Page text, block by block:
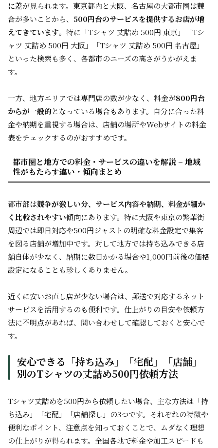
に差が見られます。東京都内と大阪、名古屋の大都市圏は競
合が多いことから、 500円台のサービスを提供するお店が増
えてきています。特に「Tシャツ 丈詰め 500円 東京」「Tシ
ャツ 丈詰め 500円 大阪」「Tシャツ 丈詰め 500円 名古屋」
といった検索も多く、各都市のニーズの高さがうかがえま
す。
一方、地方エリアでは専門店の数が少なく、料金が800円台
からが一般的となっている場合もあります。自分に合った料
金や納期を重視する場合は、店舗の場所やWebサイトの料金
表をチェックするのがおすすめです。
都市圏と地方での料金・サービスの違いを解説 – 地域
性がもたらす違い・傾向まとめ
都市部は競争が激しい分、サービス内容や納期、料金が細か
く比較されやすい傾向にあります。特に大阪や東京の繁華街
周辺では即日対応や500円ジャストの明確な料金設定で集客
を図る店舗が増加中です。対して地方では持ち込みできる店
舗自体が少なく、納期に数日かかる場合や1,000円前後の価格
設定になることも珍しくありません。
近くに安いお直し店が少ない場合は、郵送で対応するネット
サービスを活用するのも便利です。仕上がりの目安や依頼方
法に不明点があれば、問い合わせして確認しておくと安心で
す。
安心できる「持ち込み」「宅配」「店舗」
別のTシャツの丈詰め500円依頼方法
Tシャツ丈詰めを500円から依頼したい場合、主な方法は「持
ち込み」「宅配」「店舗探し」の3つです。それぞれの特徴や
便利なポイント、注意点を知っておくことで、ムダなく理想
の仕上がりが得られます。全国各地で料金や加工スピードも